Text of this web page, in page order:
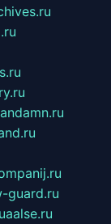
guard.ru
aalse.ru